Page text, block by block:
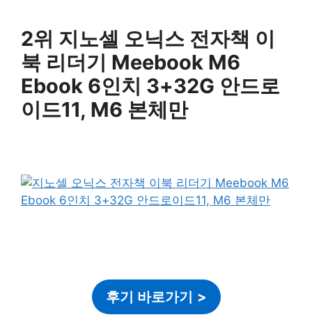
2위 지노셀 오닉스 전자책 이
북 리더기 Meebook M6
Ebook 6인치 3+32G 안드로
이드11, M6 본체만
후기 바로가기 >